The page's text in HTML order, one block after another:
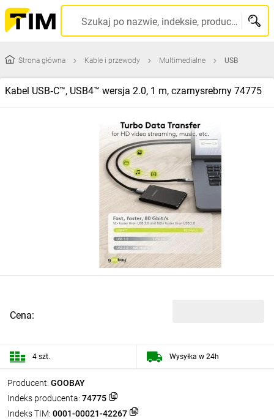
Szukaj po nazwie, indeksie, producencie, kodzie kreskowym...
Strona główna Kable i przewody Multimedialne USB
Kabel USB‑C™, USB4™ wersja 2.0, 1 m, czarnysrebrny 74775
Producent: GOOBAY
Indeks producenta: 74775
Indeks TIM: 0001-00021-42267
Cena:
4 szt. Wysyłka w 24h